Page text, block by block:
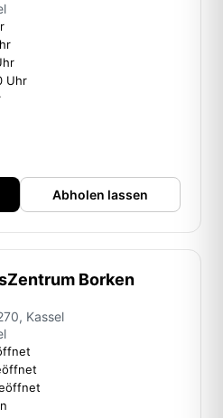
Uhr
Abholen lassen
Borken
Kassel